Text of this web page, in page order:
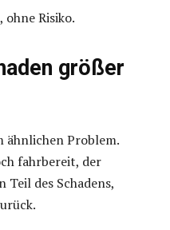
Risiko.
größer
ähnlichen Problem.
fahrbereit, der
des Schadens,